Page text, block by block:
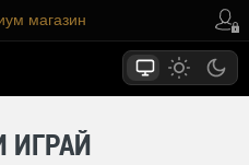
магазин
ИГРАЙ